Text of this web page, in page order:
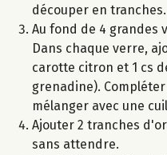
découper en tranches.
Au fond de 4 grandes
Dans chaque verre,
carotte citron et 1 cs
grenadine).
mélanger avec une
Ajouter 2 tranches
sans attendre.